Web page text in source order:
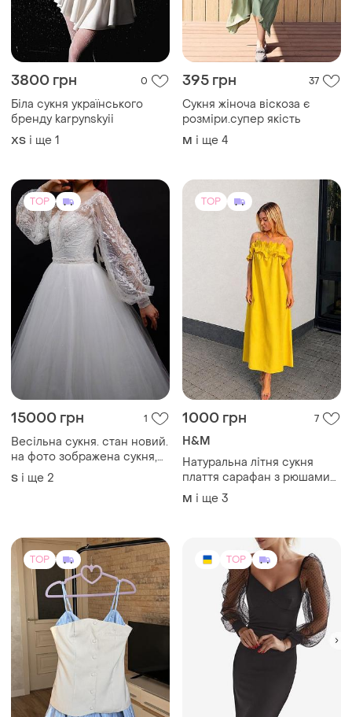
3800 грн 0
Біла сукня українського
бренду karpynskyii
ХS і ще 1
395 грн 37
Сукня жіноча віскоза є
розміри.супер якість
M і ще 4
TOP
15000 грн 1
Весільна сукня. стан новий.
на фото зображена сукня,
вкорочена під зріст 162
сантиметри +є місце під
S і ще 2
TOP
1000 грн 7
H&M
Натуральна літня сукня
плаття сарафан з рюшами
оверсайз вільного крою
льоля h&m
M і ще 3
TOP TOP